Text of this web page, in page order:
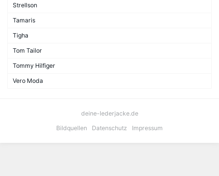
Strellson
Tamaris
Tigha
Tom Tailor
Tommy Hilfiger
Vero Moda
deine-lederjacke.de
Bildquellen
Datenschutz Impressum